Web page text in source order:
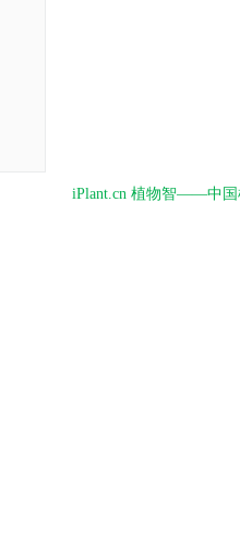
iPlant.cn 植物智——中国